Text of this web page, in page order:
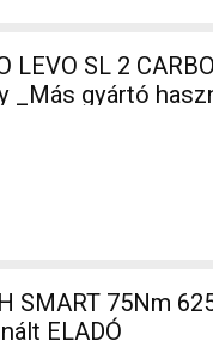
LEVO SL 2
gyártó
SMART 75Nm
ELADÓ